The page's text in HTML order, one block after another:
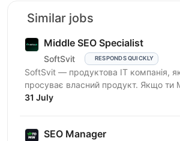
Similar jobs
Middle SEO Specialist
SoftSvit RESPONDS QUICKLY
SoftSvit — продуктова IT компанія,
просуває власний продукт. Якщо ти
Specialist і шукаєш місце, де можна
31 July
SEO Manager